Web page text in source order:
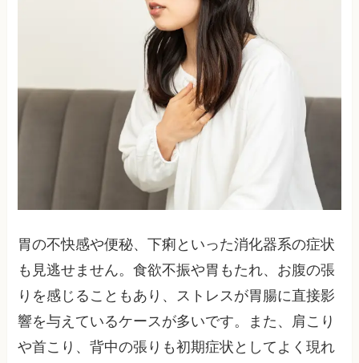
胃の不快感や便秘、下痢といった消化器系の症状
も見逃せません。食欲不振や胃もたれ、お腹の張
りを感じることもあり、ストレスが胃腸に直接影
響を与えているケースが多いです。また、肩こり
や首こり、背中の張りも初期症状としてよく現れ